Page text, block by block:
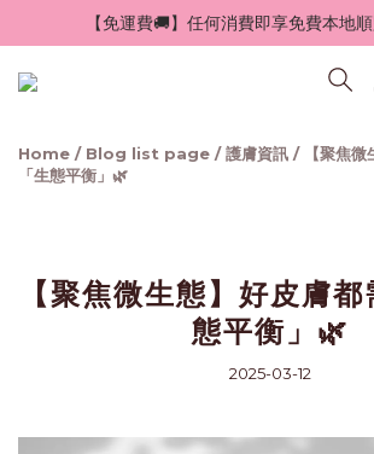
【免運費🚚】任何消費即享免費本地
Home / Blog list page /護膚資訊 /
【聚焦
「生態平衡」🌿
【聚焦微生態】好皮膚
態平衡」🌿
2025-03-12